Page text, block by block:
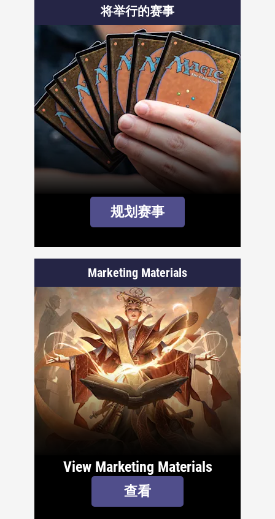
将举行的赛事
规划赛事
Marketing Materials
View Marketing Materials
查看